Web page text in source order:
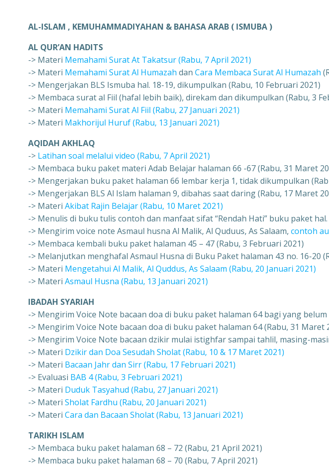
AL-ISLAM , KEMUHAMMADIYAHAN & BAHASA ARAB ( ISMUBA )
AL QUR’AN HADITS
-> Materi Memahami Surat At Takatsur (Rabu, 7 April 2021)
-> Materi Memahami Surat Al Humazah dan Cara Membaca Surat Al Humazah
-> Mengerjakan BLS Ismuba hal. 18-19, dikumpulkan (Rabu, 10 Februari 2021)
-> Membaca surat al Fiil (hafal lebih baik), direkam dan dikumpulkan (Rabu, 3
-> Materi Memahami Surat Al Fiil (Rabu, 27 Januari 2021)
-> Materi Makhorijul Huruf (Rabu, 13 Januari 2021)
AQIDAH AKHLAQ
-> Latihan soal melalui video (Rabu, 7 April 2021)
-> Membaca buku paket materi Adab Belajar halaman 66 -67 (Rabu, 31 Maret
-> Mengerjakan buku paket halaman 66 lembar kerja 1, tidak dikumpulkan
-> Mengerjakan BLS Al Islam halaman 9, dibahas saat daring (Rabu, 17 Maret
-> Materi Akibat Rajin Belajar (Rabu, 10 Maret 2021)
-> Menulis di buku tulis contoh dan manfaat sifat “Rendah Hati” buku paket
-> Mengirim voice note Asmaul husna Al Malik, Al Quduus, As Salaam, contoh
-> Membaca kembali buku paket halaman 45 – 47 (Rabu, 3 Februari 2021)
-> Melanjutkan menghafal Asmaul Husna di Buku Paket halaman 43 no. 16-20
-> Materi Mengetahui Al Malik, Al Quddus, As Salaam (Rabu, 20 Januari 2021)
-> Materi Asmaul Husna (Rabu, 13 Januari 2021)
IBADAH SYARIAH
-> Mengirim Voice Note bacaan doa di buku paket halaman 64 bagi yang belum
-> Mengirim Voice Note bacaan doa di buku paket halaman 64 (Rabu, 31 Maret
-> Mengirim Voice Note bacaan dzikir mulai istighfar sampai tahlil, masing-
-> Materi Dzikir dan Doa Sesudah Sholat (Rabu, 10 & 17 Maret 2021)
-> Materi Bacaan Jahr dan Sirr (Rabu, 17 Februari 2021)
-> Evaluasi BAB 4 (Rabu, 3 Februari 2021)
-> Materi Duduk Tasyahud (Rabu, 27 Januari 2021)
-> Materi Sholat Fardhu (Rabu, 20 Januari 2021)
-> Materi Cara dan Bacaan Sholat (Rabu, 13 Januari 2021)
TARIKH ISLAM
-> Membaca buku paket halaman 68 – 72 (Rabu, 21 April 2021)
-> Membaca buku paket halaman 68 – 70 (Rabu, 7 April 2021)